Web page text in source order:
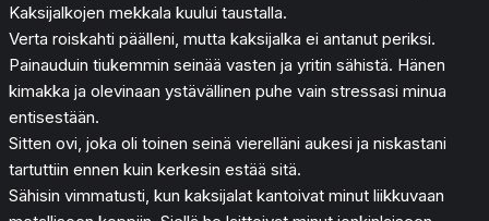
Kaksijalkojen mekkala kuului taustalla.
Verta roiskahti päälleni, mutta kaksijalka ei antanut periksi.
Painauduin tiukemmin seinää vasten ja yritin sähistä. Hänen
kimakka ja olevinaan ystävällinen puhe vain stressasi minua
entisestään.
Sitten ovi, joka oli toinen seinä vierelläni aukesi ja niskastani
tartuttiin ennen kuin kerkesin estää sitä.
Sähisin vimmatusti, kun kaksijalat kantoivat minut liikkuvaan